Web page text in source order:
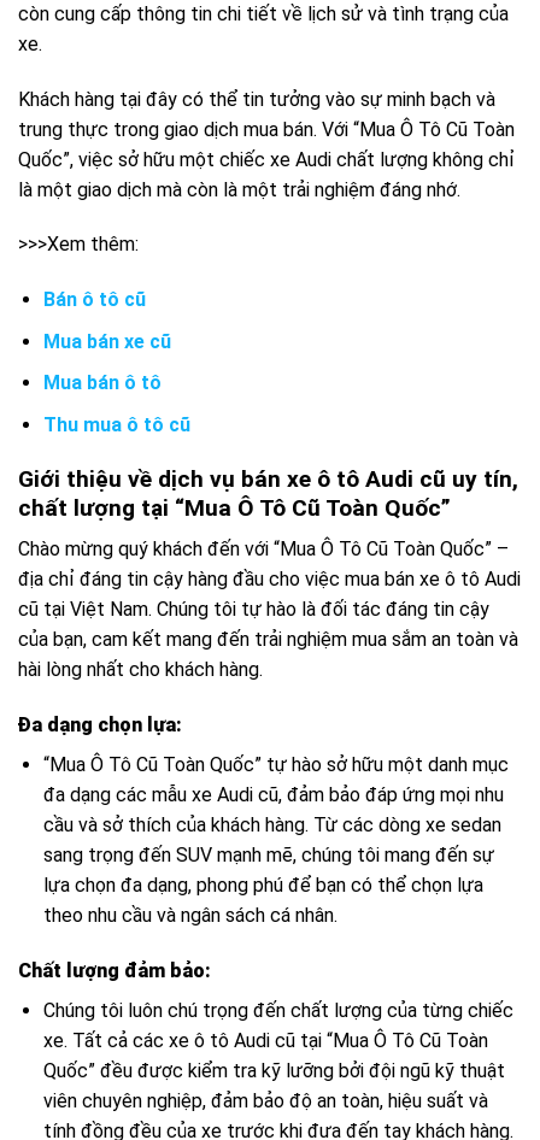
còn cung cấp thông tin chi tiết về lịch sử và tình trạng của
xe.
Khách hàng tại đây có thể tin tưởng vào sự minh bạch và
trung thực trong giao dịch mua bán. Với “Mua Ô Tô Cũ Toàn
Quốc”, việc sở hữu một chiếc xe Audi chất lượng không chỉ
là một giao dịch mà còn là một trải nghiệm đáng nhớ.
>>>Xem thêm:
Bán ô tô cũ
Mua bán xe cũ
Mua bán ô tô
Thu mua ô tô cũ
Giới thiệu về dịch vụ bán xe ô tô Audi cũ uy tín,
chất lượng tại “Mua Ô Tô Cũ Toàn Quốc”
Chào mừng quý khách đến với “Mua Ô Tô Cũ Toàn Quốc” –
địa chỉ đáng tin cậy hàng đầu cho việc mua bán xe ô tô Audi
cũ tại Việt Nam. Chúng tôi tự hào là đối tác đáng tin cậy
của bạn, cam kết mang đến trải nghiệm mua sắm an toàn và
hài lòng nhất cho khách hàng.
Đa dạng chọn lựa:
“Mua Ô Tô Cũ Toàn Quốc” tự hào sở hữu một danh mục
đa dạng các mẫu xe Audi cũ, đảm bảo đáp ứng mọi nhu
cầu và sở thích của khách hàng. Từ các dòng xe sedan
sang trọng đến SUV mạnh mẽ, chúng tôi mang đến sự
lựa chọn đa dạng, phong phú để bạn có thể chọn lựa
theo nhu cầu và ngân sách cá nhân.
Chất lượng đảm bảo:
Chúng tôi luôn chú trọng đến chất lượng của từng chiếc
xe. Tất cả các xe ô tô Audi cũ tại “Mua Ô Tô Cũ Toàn
Quốc” đều được kiểm tra kỹ lưỡng bởi đội ngũ kỹ thuật
viên chuyên nghiệp, đảm bảo độ an toàn, hiệu suất và
tính đồng đều của xe trước khi đưa đến tay khách hàng.